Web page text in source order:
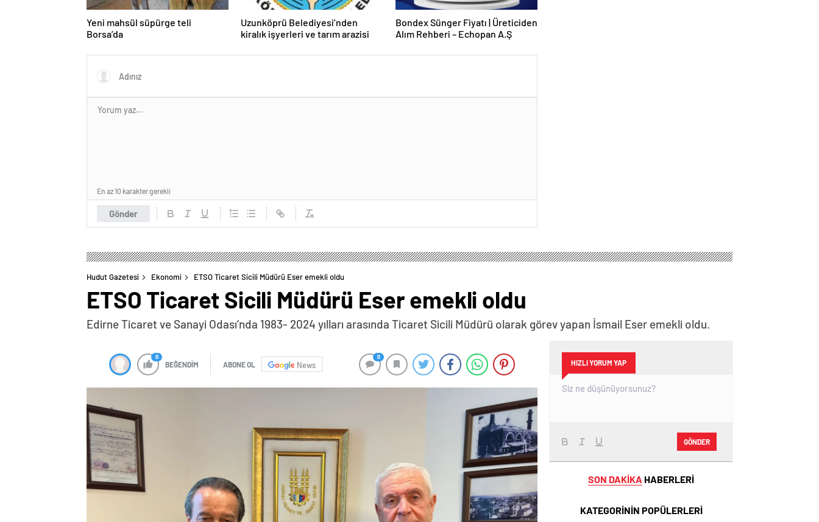
Yeni mahsül süpürge teli
Borsa’da
Uzunköprü Belediyesi’nden
kiralık işyerleri ve tarım arazisi
Bondex Sünger Fiyatı | Üreticiden
Alım Rehberi – Echopan A.Ş
Gönder
En az 10 karakter gerekli
Hudut Gazetesi Ekonomi ETSO Ticaret Sicili Müdürü Eser emekli oldu
ETSO Ticaret Sicili Müdürü Eser emekli oldu
Edirne Ticaret ve Sanayi Odası’nda 1983- 2024 yılları arasında Ticaret Sicili Müdürü olarak görev yapan İsmail Eser emekli oldu.
0
BEĞENDİM ABONE OL News
0
HIZLI YORUM YAP
GÖNDER
SON DAKİKA HABERLERİ
KATEGORİNİN POPÜLERLERİ